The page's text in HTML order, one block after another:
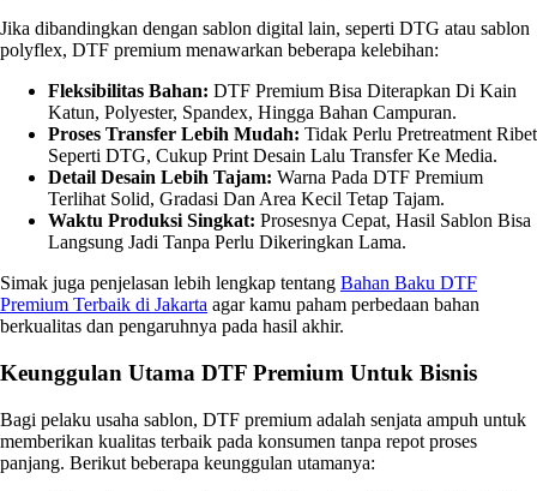
Jika dibandingkan dengan sablon digital lain, seperti DTG atau sablon
polyflex, DTF premium menawarkan beberapa kelebihan:
Fleksibilitas Bahan: DTF Premium Bisa Diterapkan Di Kain
Katun, Polyester, Spandex, Hingga Bahan Campuran.
Proses Transfer Lebih Mudah: Tidak Perlu Pretreatment Ribet
Seperti DTG, Cukup Print Desain Lalu Transfer Ke Media.
Detail Desain Lebih Tajam: Warna Pada DTF Premium
Terlihat Solid, Gradasi Dan Area Kecil Tetap Tajam.
Waktu Produksi Singkat: Prosesnya Cepat, Hasil Sablon Bisa
Langsung Jadi Tanpa Perlu Dikeringkan Lama.
Simak juga penjelasan lebih lengkap tentang Bahan Baku DTF
Premium Terbaik di Jakarta agar kamu paham perbedaan bahan
berkualitas dan pengaruhnya pada hasil akhir.
Keunggulan Utama DTF Premium Untuk Bisnis
Bagi pelaku usaha sablon, DTF premium adalah senjata ampuh untuk
memberikan kualitas terbaik pada konsumen tanpa repot proses
panjang. Berikut beberapa keunggulan utamanya: